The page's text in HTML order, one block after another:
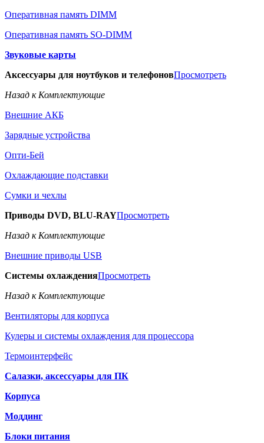
Оперативная память DIMM
Оперативная память SO-DIMM
Звуковые карты
Аксессуары для ноутбуков и телефоновПросмотреть
Назад к Комплектующие
Внешние АКБ
Зарядные устройства
Опти-Бей
Охлаждающие подставки
Сумки и чехлы
Приводы DVD, BLU-RAYПросмотреть
Назад к Комплектующие
Внешние приводы USB
Системы охлажденияПросмотреть
Назад к Комплектующие
Вентиляторы для корпуса
Кулеры и системы охлаждения для процессора
Термоинтерфейс
Салазки, аксессуары для ПК
Корпуса
Моддинг
Блоки питания